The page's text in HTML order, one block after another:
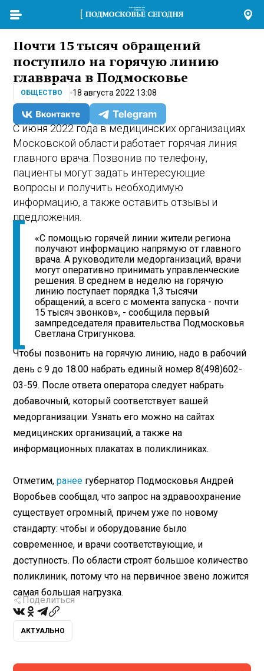
Почти 15 тысяч обращений
поступило на горячую линию
главврача в Подмосковье
ОБЩЕСТВО 18 августа 2022 13:08
С июня 2022 года в медицинских организациях
Московской области работает горячая линия
главного врача. Позвонив по телефону,
пациенты могут задать интересующие
вопросы и получить необходимую
информацию, а также оставить отзывы и
предложения.
«С помощью горячей линии жители региона
получают информацию напрямую от главного
врача. А руководители медорганизаций, врачи
могут оперативно принимать управленческие
решения. В среднем в неделю на горячую
линию поступает порядка 1,3 тысячи
обращений, а всего с момента запуска - почти
15 тысяч звонков», - сообщила первый
зампредседателя правительства Подмосковья
Светлана Стригункова.
Чтобы позвонить на горячую линию, надо в рабочий
день с 9 до 18.00 набрать единый номер 8(498)602-
03-59. После ответа оператора следует набрать
добавочный, который соответствует вашей
медорганизации. Узнать его можно на сайтах
медицинских организаций, а также на
информационных плакатах в поликлиниках.
Отметим,ранее губернатор Подмосковья Андрей
Воробьев сообщал, что запрос на здравоохранение
существует огромный, причем уже по новому
стандарту: чтобы и оборудование было
современное, и врачи соответствующие, и
доступность. По области строят большое количество
поликлиник, потому что на первичное звено ложится
самая большая нагрузка.
Поделиться
АКТУАЛЬНО